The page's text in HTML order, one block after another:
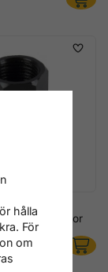
Adapter
Injektor
hålla
För
om